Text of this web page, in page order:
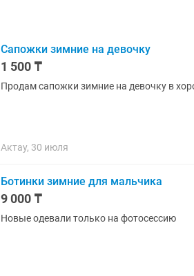
Сапожки зимние на девочку
1 500 ₸
Продам сапожки зимние на девочку в
Актау, 30 июля
Ботинки зимние для мальчика
9 000 ₸
Новые одевали только на фотосессию